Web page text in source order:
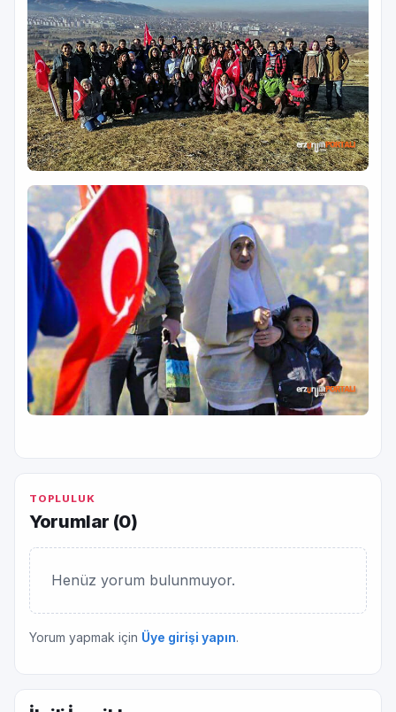
TOPLULUK
Yorumlar (0)
Henüz yorum bulunmuyor.
Yorum yapmak için Üye girişi yapın.